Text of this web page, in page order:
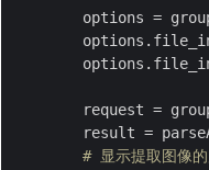
options =
request =
result =
# 显示提取图像